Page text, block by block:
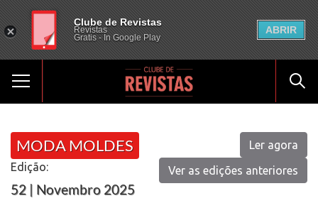
MODA MOLDES
Edição:
52 | Novembro 2025
Ler agora
Ver as edições anteriores
Clube de Revistas
Revistas
Gratis - In Google Play
ABRIR